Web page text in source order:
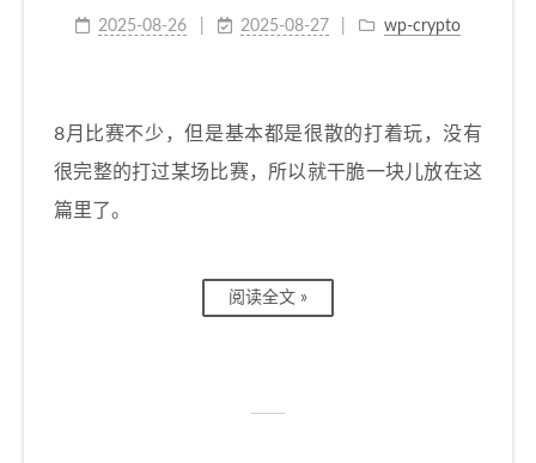
2025-08-26 2025-08-27 wp-crypto
8月比赛不少，但是基本都是很散的打着玩，没有
很完整的打过某场比赛，所以就干脆一块儿放在这
篇里了。
阅读全文 »